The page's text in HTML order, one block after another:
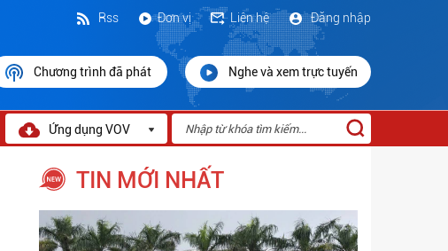
Đăng nhập
Liên hệ
Đơn vị
Rss
Chương trình đã phát Nghe và xem trực tuyến
Ứng dụng VOV
TIN MỚI NHẤT